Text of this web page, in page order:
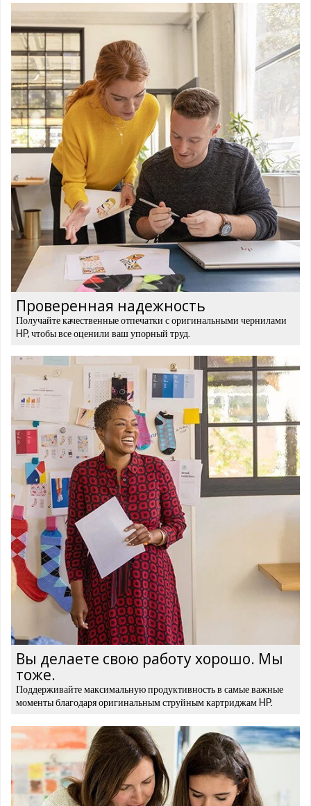
Проверенная надежность
Получайте качественные отпечатки с оригинальными чернилами
HP, чтобы все оценили ваш упорный труд.
Вы делаете свою работу хорошо. Мы
тоже.
Поддерживайте максимальную продуктивность в самые важные
моменты благодаря оригинальным струйным картриджам HP.